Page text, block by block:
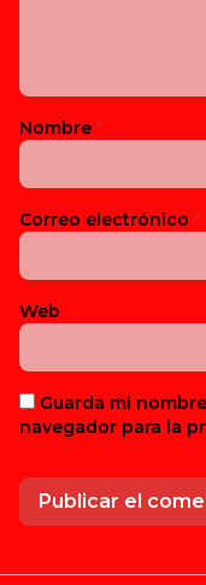
Nombre *
Correo electrónico *
Web
Guarda mi
navegador para la